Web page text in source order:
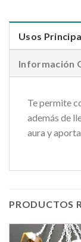
Usos
Información
Te permite
además de
aura y
PRODUCTOS